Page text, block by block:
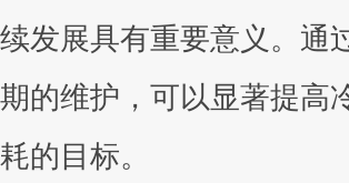
续发展具有重要意义。通
期的维护，可以显著提高
耗的目标。